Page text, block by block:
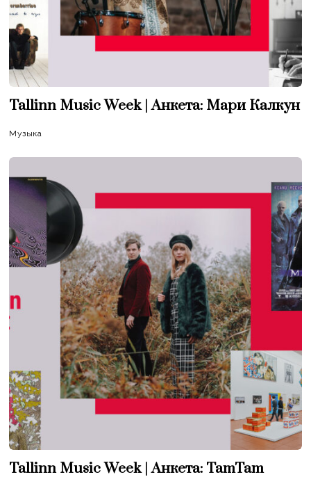
Tallinn Music Week | Анкета: Мари Калкун
Музыка
Tallinn Music Week | Анкета: TamTam